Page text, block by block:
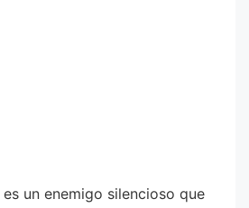
un enemigo silencioso que